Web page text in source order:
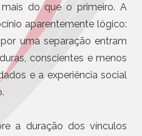
do que o primeiro. A
aparentemente lógico:
uma separação entram
conscientes e menos
e a experiência social
a duração dos vínculos